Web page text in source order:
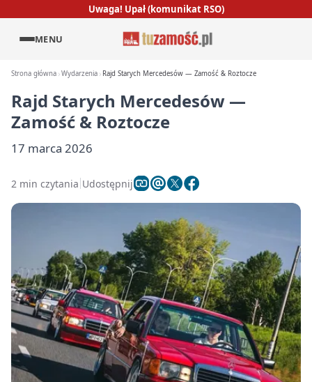
Uwaga! Upał (komunikat RSO)
MENU
Strona główna Wydarzenia Rajd Starych Mercedesów — Zamość & Roztocze
Rajd Starych Mercedesów —
Zamość & Roztocze
17 marca 2026
2 min czytania Udostępnij